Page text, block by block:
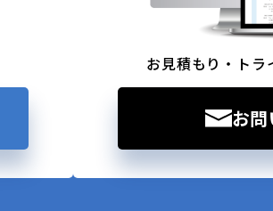
お見積もり・トラ
お